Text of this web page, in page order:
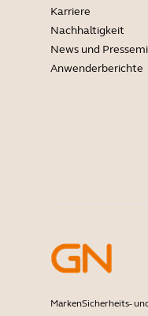
Karriere
Nachhaltigkeit
News und
Anwenderberichte
MarkenSicherheits-